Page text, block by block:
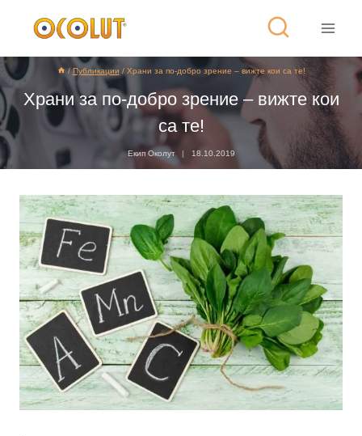
/ Публикации / Храни за по-добро зрение – вижте кои са те!
Храни за по-добро зрение – вижте кои
са те!
Екип Околут 18.10.2019